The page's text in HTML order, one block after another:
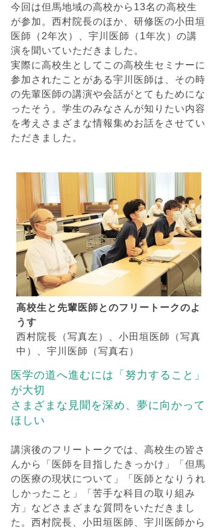
今回は但馬地域の高校から13名の高校生
が参加。西村院長のほか、研修医の小田垣
医師（2年次）、宇川医師（1年次）の講
演を聞いていただきました。
実際に高校生としてこの高校生セミナーに
参加されたことがある宇川医師は、その時
の先輩医師の講演や会話がとてもためにな
ったそう。学生のみなさんが知りたい内容
を考えさまざまな情報集めお話をさせてい
ただきました。
高校生と先輩医師とのフリートークのよ
うす
西村院長（写真左）、小田垣医師（写真
中）、宇川医師（写真右）
医学の道へ進むには「努力すること」
が大切
さまざまな見聞を深め、夢に向かって
ほしい
講演後のフリートークでは、高校生の皆さ
んから「医師を目指したきっかけ」「但馬
の医療の現状について」「医師となりうれ
しかったこと」「苦手な科目の取り組み
方」などさまざまな質問をいただきまし
た。西村院長、小田垣医師、宇川医師から